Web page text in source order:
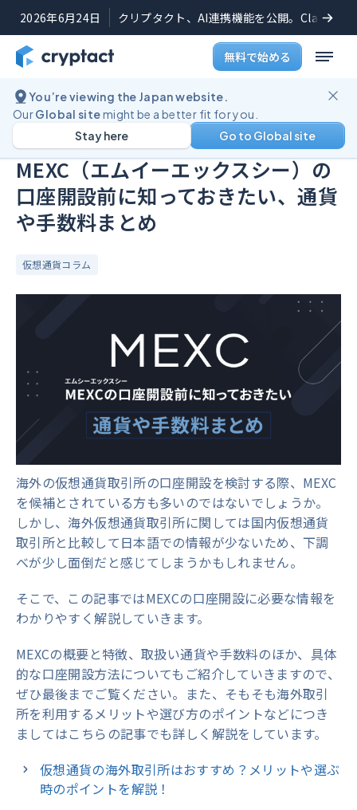
2026年6月24日 クリプタクト、AI連携機能を公開。Claude
無料で始める
You’re viewing the Japan website.
OurGlobal sitemight be a better fit for you.
Go to Global site
Stay here
ブログ
公開日:2023年9月25日(最終更新日:2024年12月11日
MEXC（エムイーエックスシー）の
口座開設前に知っておきたい、通貨
や手数料まとめ
仮想通貨コラム
海外の仮想通貨取引所の口座開設を検討する際、MEXC
を候補とされている方も多いのではないでしょうか。
しかし、海外仮想通貨取引所に関しては国内仮想通貨
取引所と比較して日本語での情報が少ないため、下調
べが少し面倒だと感じてしまうかもしれません。
そこで、この記事ではMEXCの口座開設に必要な情報を
わかりやすく解説していきます。
MEXCの概要と特徴、取扱い通貨や手数料のほか、具体
的な口座開設方法についてもご紹介していきますので、
ぜひ最後までご覧ください。また、そもそも海外取引
所を利用するメリットや選び方のポイントなどにつき
ましてはこちらの記事でも詳しく解説をしています。
仮想通貨の海外取引所はおすすめ？メリットや選ぶ
時のポイントを解説！